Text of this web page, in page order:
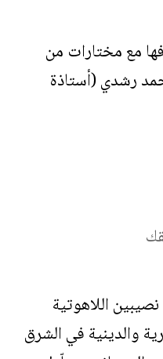
مع مختارات من
رشدي (أستاذة
اللاهوتية
والدينية في الشرق